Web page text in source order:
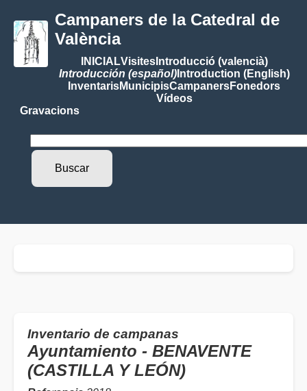
Campaners de la Catedral de
València
INICIALVisitesIntroducció (valencià)
Introducción (español)Introduction (English)
InventarisMunicipisCampanersFonedors
Vídeos
Gravacions
Inventario de campanas
Ayuntamiento - BENAVENTE
(CASTILLA Y LEÓN)